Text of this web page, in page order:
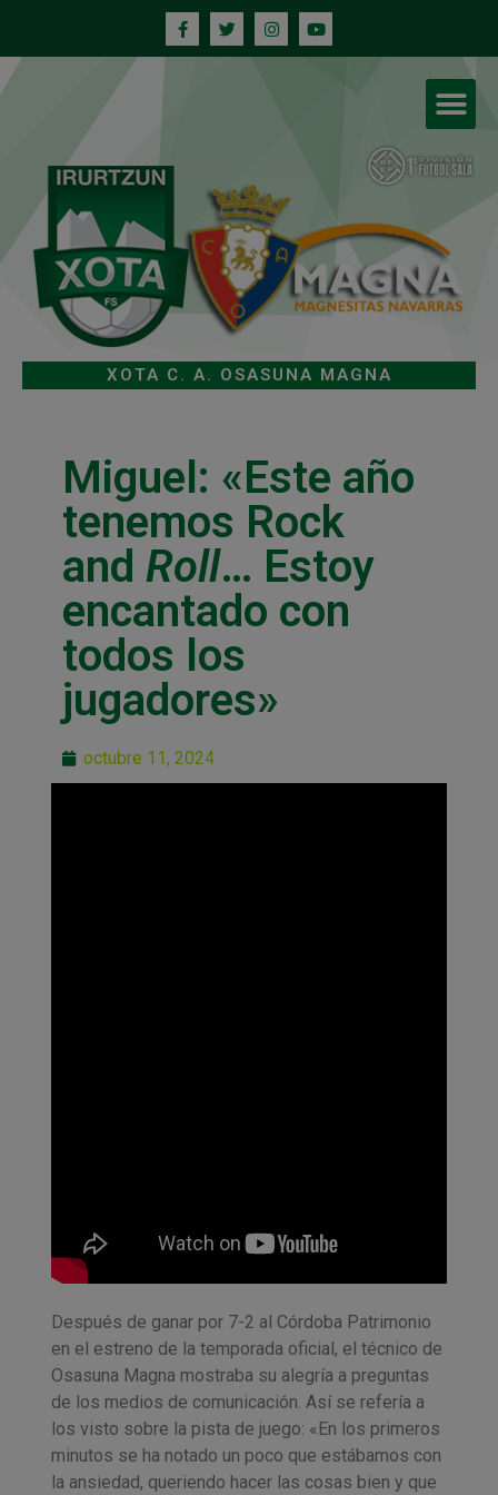
XOTA C. A. OSASUNA MAGNA
Miguel: «Este año
tenemos Rock
and Roll… Estoy
encantado con
todos los
jugadores»
octubre 11, 2024
Después de ganar por 7-2 al Córdoba Patrimonio
en el estreno de la temporada oficial, el técnico de
Osasuna Magna mostraba su alegría a preguntas
de los medios de comunicación. Así se refería a
los visto sobre la pista de juego: «En los primeros
minutos se ha notado un poco que estábamos con
la ansiedad, queriendo hacer las cosas bien y que